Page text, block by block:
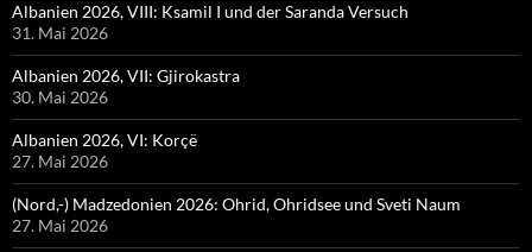
Albanien 2026, VIII: Ksamil I und der Saranda Versuch
31. Mai 2026
Albanien 2026, VII: Gjirokastra
30. Mai 2026
Albanien 2026, VI: Korçë
27. Mai 2026
(Nord,-) Madzedonien 2026: Ohrid, Ohridsee und Sveti Naum
27. Mai 2026